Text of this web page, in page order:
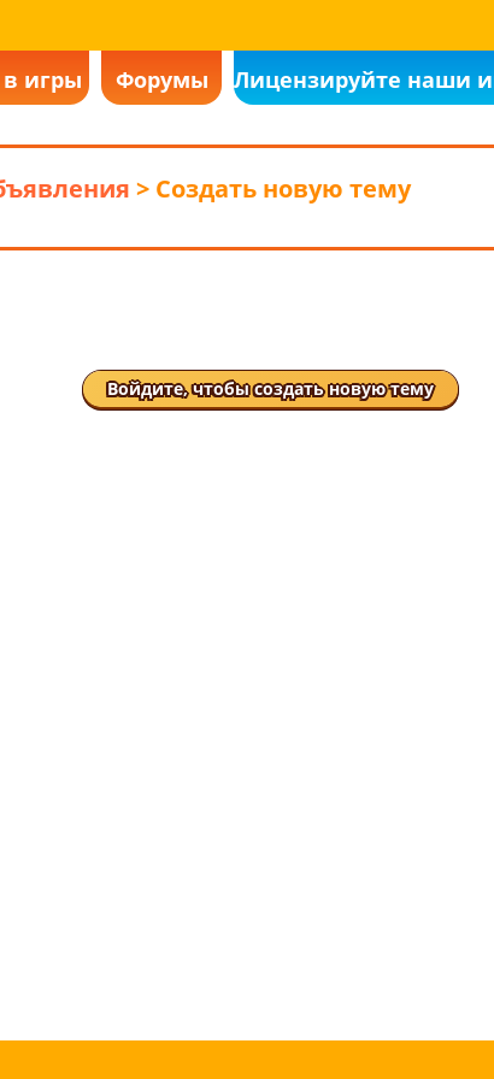
игры Форумы Лицензируйте наши
> Создать новую тему
Войдите, чтобы создать новую тему